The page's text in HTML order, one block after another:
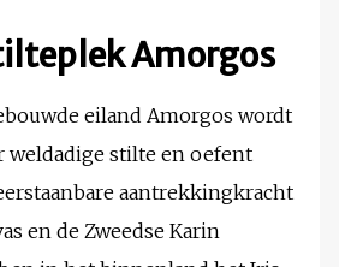
Amorgos
eiland Amorgos wordt
stilte en oefent
aantrekkingkracht
en de Zweedse Karin